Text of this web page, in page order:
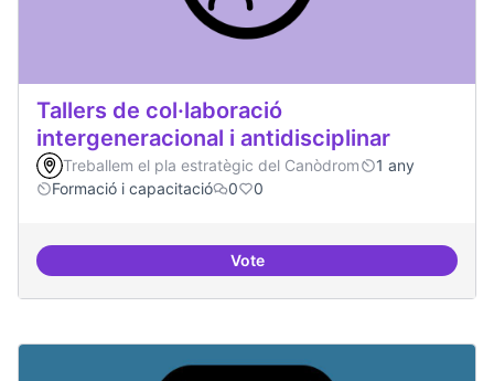
Tallers de col·laboració
intergeneracional i antidisciplinar
Treballem el pla estratègic del Canòdrom
1 any
Formació i capacitació
0 0
VoteTallers de col·laboració